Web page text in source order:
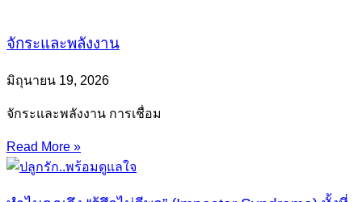
จักระและพลังงาน
มิถุนายน 19, 2026
จักระและพลังงาน การเชื่อม
Read More »